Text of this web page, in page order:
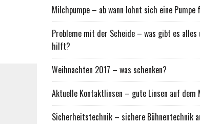
Milchpumpe – ab wann lohnt sich eine
Probleme mit der Scheide – was gibt es alles
hilft?
Weihnachten 2017 – was schenken?
Aktuelle Kontaktlinsen – gute Linsen auf dem
Sicherheitstechnik – sichere Bühnentechnik